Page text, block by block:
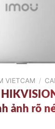
VIETCAM /
ảnh rõ